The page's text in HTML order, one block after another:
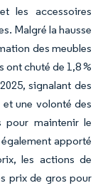
les accessoires
Malgré la hausse
des meubles
ont chuté de 1,8 %
signalant des
une volonté des
pour maintenir le
apporté
les actions de
prix de gros pour